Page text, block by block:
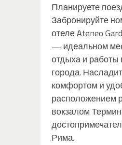
Планируете
Забронируйте
отеле Ateneo
— идеальном
отдыха и работы
города.
комфортом и
расположением
вокзалом
Рима.